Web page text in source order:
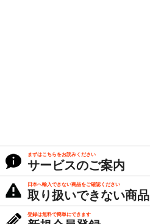
まずはこちらをお読みください
サービスのご案内
日本へ輸入できない商品をご確認ください
取り扱いできない商品
登録は無料で簡単にできます